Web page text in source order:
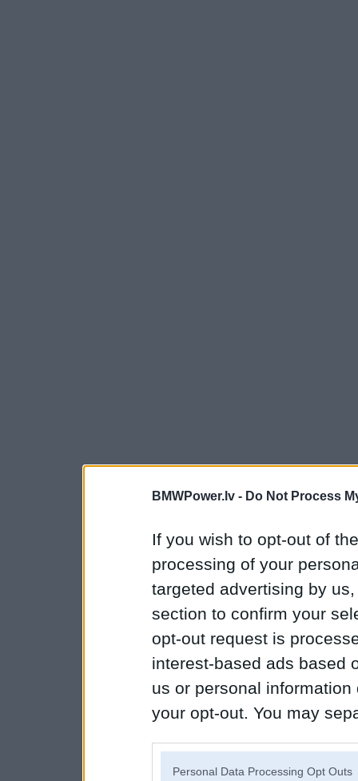
BMWPower.lv - Do Not Process
If you wish to opt-out of
processing of your
targeted advertising by
section to confirm your
opt-out request is
interest-based ads based
us or personal
your opt-out. You may
Personal Data Processing Opt Outs